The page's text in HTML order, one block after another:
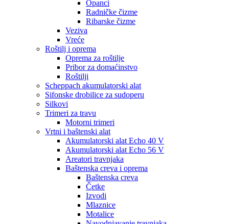
Opanci
Radničke čizme
Ribarske čizme
Veziva
Vreće
Roštilj i oprema
Oprema za roštilje
Pribor za domaćinstvo
Roštilji
Scheppach akumulatorski alat
Sifonske drobilice za sudoperu
Silkovi
Trimeri za travu
Motorni trimeri
Vrtni i baštenski alat
Akumulatorski alat Echo 40 V
Akumulatorski alat Echo 56 V
Areatori travnjaka
Baštenska creva i oprema
Baštenska creva
Četke
Izvodi
Mlaznice
Motalice